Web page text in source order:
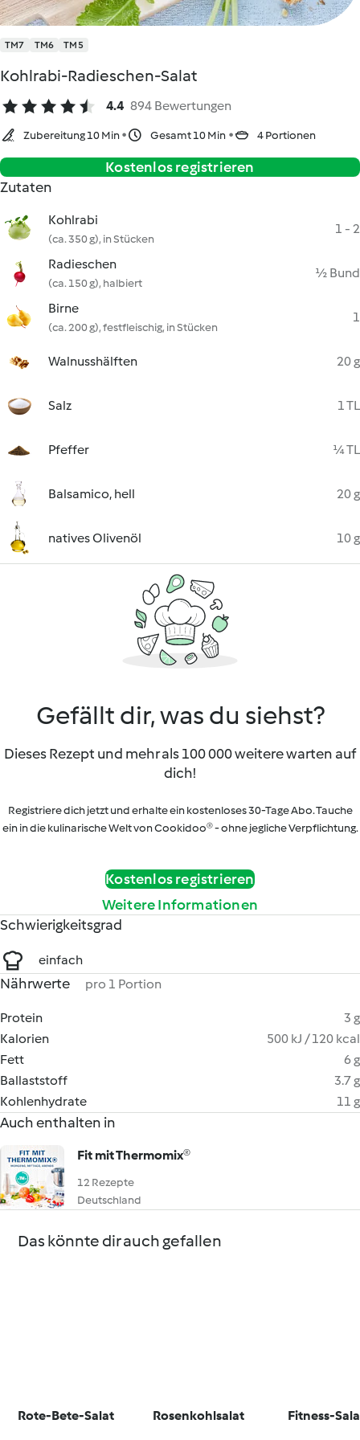
TM7 TM6 TM5
Kohlrabi-Radieschen-Salat
4.4 894 Bewertungen
Zubereitung 10 Min Gesamt 10 Min 4 Portionen
Kostenlos registrieren
Zutaten
Kohlrabi
(ca. 350 g), in Stücken
1 - 2
Radieschen
(ca. 150 g), halbiert
½ Bund
Birne
(ca. 200 g), festfleischig, in Stücken
1
Walnusshälften 20 g
Salz 1 TL
Pfeffer ¼ TL
Balsamico, hell 20 g
natives Olivenöl 10 g
Gefällt dir, was du siehst?
Dieses Rezept und mehr als 100 000 weitere warten auf
dich!
Registriere dich jetzt und erhalte ein kostenloses 30-Tage Abo. Tauche
ein in die kulinarische Welt von Cookidoo® - ohne jegliche Verpflichtung.
Kostenlos registrieren
Weitere Informationen
Schwierigkeitsgrad
einfach
Nährwerte pro 1 Portion
Protein
3 g
Kalorien
500 kJ / 120 kcal
Fett
6 g
Ballaststoff
3.7 g
Kohlenhydrate
11 g
Auch enthalten in
Fit mit Thermomix®
12 Rezepte
Deutschland
Das könnte dir auch gefallen
Rote-Bete-Salat Rosenkohlsalat Fitness-